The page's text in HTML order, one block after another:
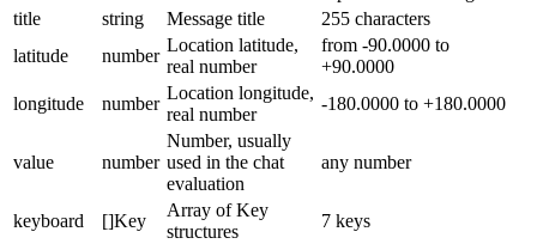
title
string Message title
255 characters
latitude
number
Location latitude,
real number
from -90.0000 to
+90.0000
longitude
number
Location longitude,
real number
-180.0000 to +180.0000
value number
Number, usually
used in the chat
evaluation
any number
keyboard []Key
Array of Key
structures
7 keys